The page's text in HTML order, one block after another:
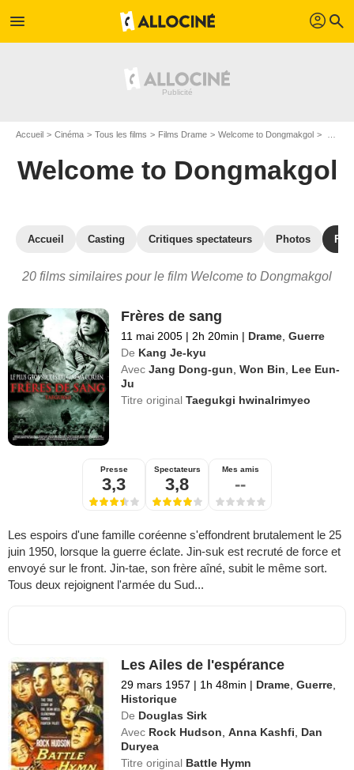
menu profil search
Accueil Cinéma Tous les films Films Drame Welcome to Dongmakgol
Welcome to Dongmakgol
Accueil Casting Critiques spectateurs Photos
20 films similaires pour le film Welcome to Dongmakgol
Frères de sang
11 mai 2005 | 2h 20min | Drame ,Guerre
De Kang Je-kyu
Avec Jang Dong-gun ,Won Bin
Lee Eun-
Ju
Titre originalTaegukgi hwinalrimyeo
Presse
3,3
Spectateurs
3,8
Mes amis
--
Les espoirs d'une famille coréenne s'effondrent brutalement le 25
juin 1950, lorsque la guerre éclate. Jin-suk est recruté de force et
envoyé sur le front. Jin-tae, son frère aîné, subit le même sort.
Tous deux rejoignent l'armée du Sud...
Les Ailes de l'espérance
29 mars 1957 | 1h 48min | Drame ,Guerre
Historique
De Douglas Sirk
Avec Rock Hudson ,Anna Kashfi
Dan
Duryea
Titre original Battle Hymn